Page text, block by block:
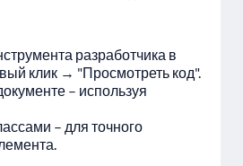
разработчика в
клик → "Просмотреть код".
– используя
– для точного